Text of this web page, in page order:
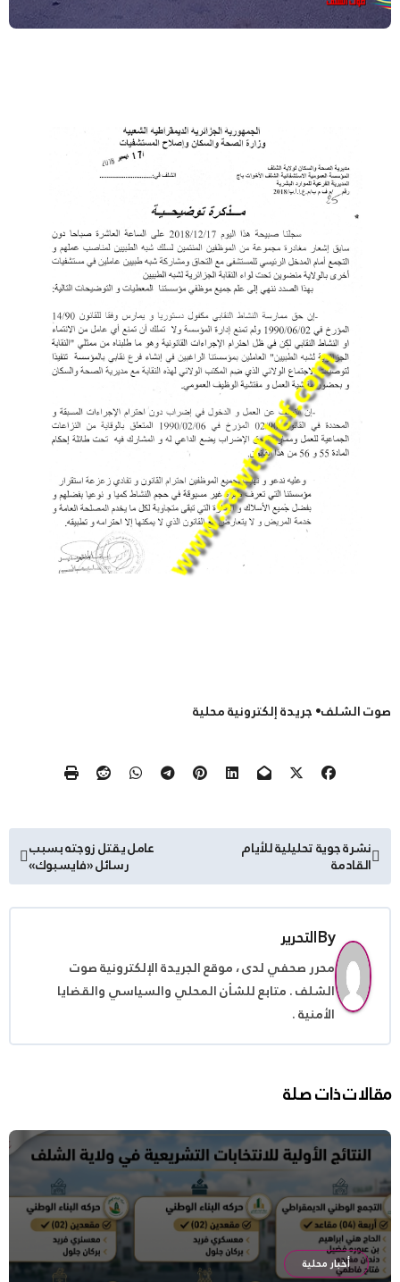
صوت الشلف• جريدة إلكترونية محلية
تصفّح
المقالات
نشرة جوية تحليلية للأيام
القادمة
عامل يقتل زوجته بسبب
رسائل «فايسبوك»
Byالتحرير
محرر صحفي لدى ، موقع الجريدة الإلكترونية صوت
الشلف . متابع للشأن المحلي والسياسي والقضايا
الأمنية .
مقالات ذات صلة
أخبار محلية